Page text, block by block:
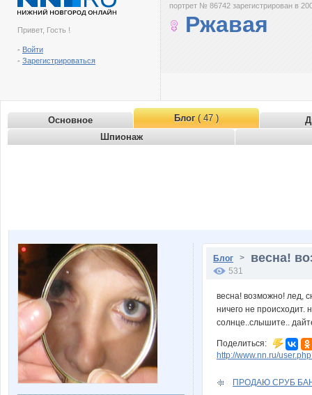
Привет, Гость !
- Войти
- Зарегистрироваться
портрет № 86742 зарегистрирован в
Ржавая
Основное Блог( 47 )
Шпионаж
Блог > весна!
531
весна! возможно! лед,
ничего не происходит.
солнце..слышите..
Поделиться:
http://www.nn.ru/
ПРОДАЮ СРУБ